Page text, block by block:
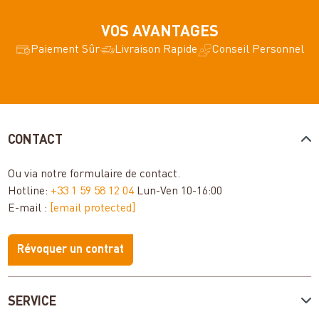
VOS AVANTAGES
Paiement Sûr Livraison Rapide Conseil Personnel
SERVICE
CONTACT
Ou via notreformulaire de contact.
Hotline: +33 1 59 58 12 04 Lun-Ven 10-16:00
E-mail : [email protected]
Révoquer un contrat